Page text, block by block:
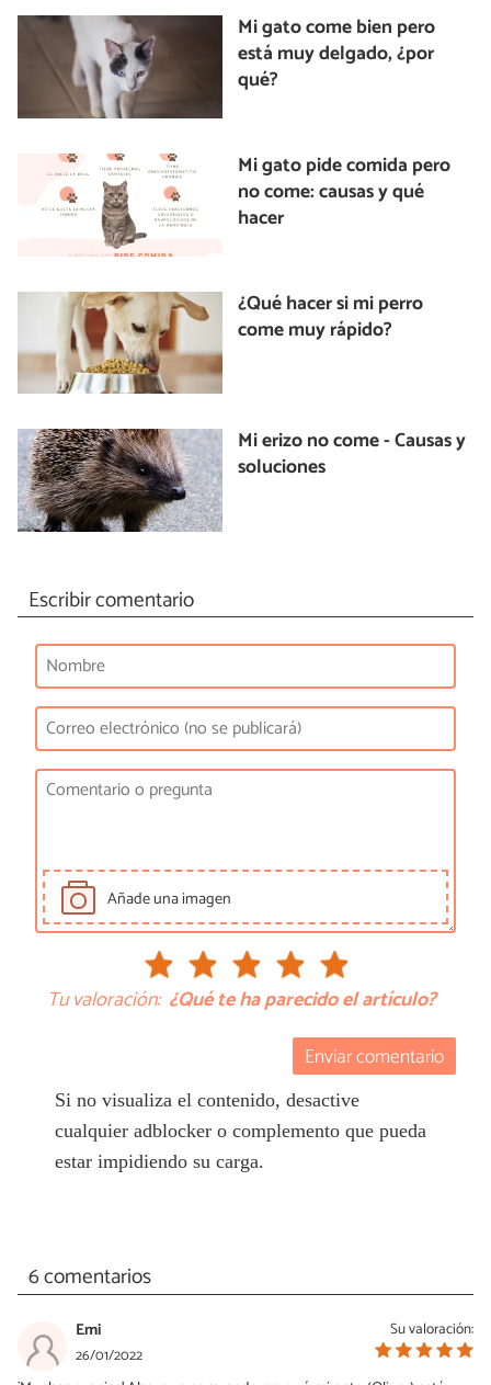
Mi gato come bien pero
está muy delgado, ¿por
qué?
Mi gato pide comida pero
no come: causas y qué
hacer
¿Qué hacer si mi perro
come muy rápido?
Mi erizo no come - Causas y
soluciones
Escribir comentario
Añade una imagen
Tu valoración: ¿Qué te ha parecido el artículo?
Enviar comentario
Si no visualiza el contenido, desactive
cualquier adblocker o complemento que pueda
estar impidiendo su carga.
6 comentarios
Su valoración:
Emi
26/01/2022